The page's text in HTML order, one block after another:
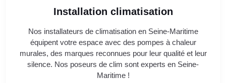
Installation climatisation
Nos installateurs de climatisation en Seine-Maritime
équipent votre espace avec des pompes à chaleur
murales, des marques reconnues pour leur qualité et leur
silence. Nos poseurs de clim sont experts en Seine-
Maritime !